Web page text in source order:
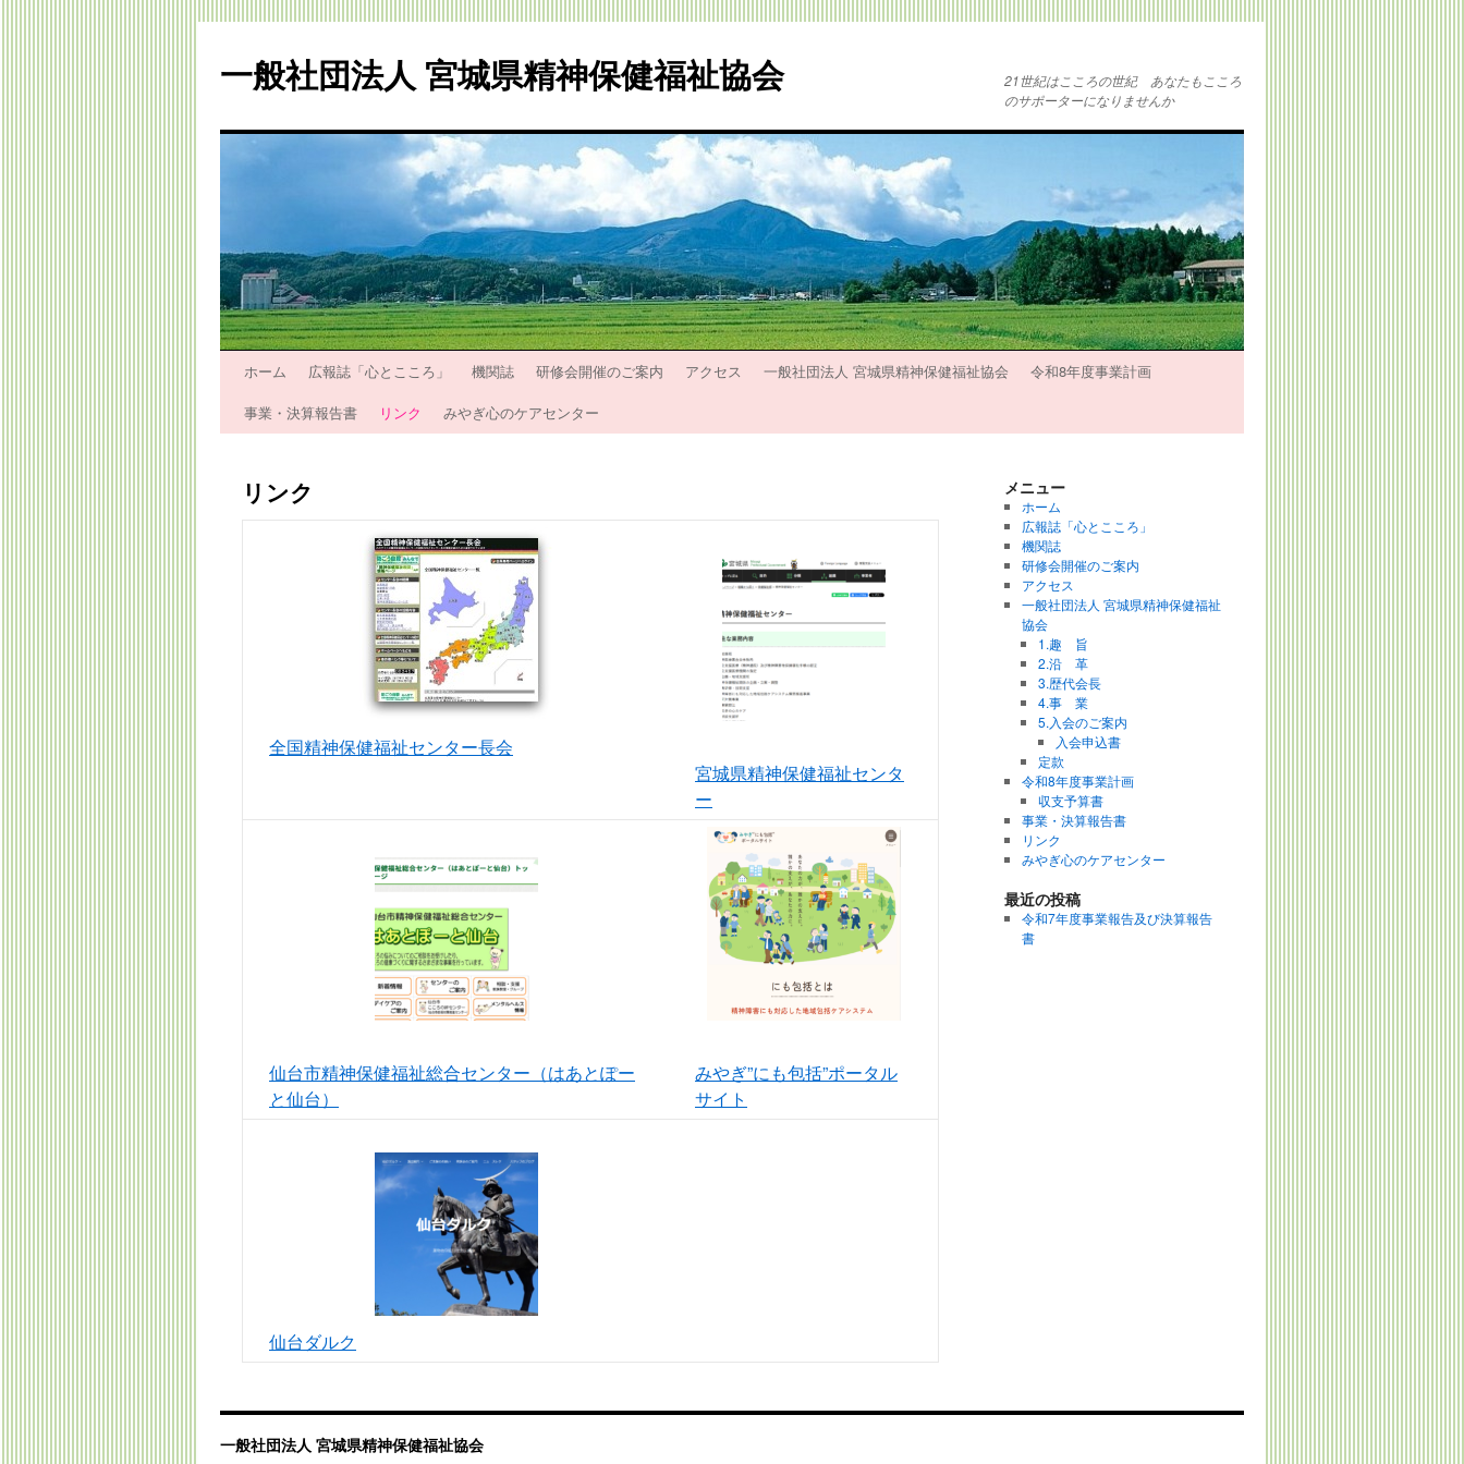
一般社団法人 宮城県精神保健福祉協会
21世紀はこころの世紀 あなたもこころ
のサポーターになりませんか
ホーム 広報誌「心とこころ」 機関誌 研修会開催のご案内 アクセス 一般社団法人 宮城県精神保健福祉協会
令和8年度事業計画
事業・決算報告書
リンク みやぎ心のケアセンター
リンク
全国精神保健福祉センター長会
宮城県精神保健福祉センタ
ー
仙台市精神保健福祉総合センター（はあとぽー
と仙台）
みやぎ”にも包括”ポータル
サイト
仙台ダルク
メニュー
ホーム
広報誌「心とこころ」
機関誌
研修会開催のご案内
アクセス
一般社団法人 宮城県精神保健福祉
協会
1.趣 旨
2.沿 革
3.歴代会長
4.事 業
5.入会のご案内
入会申込書
定款
令和8年度事業計画
収支予算書
事業・決算報告書
リンク
みやぎ心のケアセンター
最近の投稿
令和7年度事業報告及び決算報告
書
一般社団法人 宮城県精神保健福祉協会